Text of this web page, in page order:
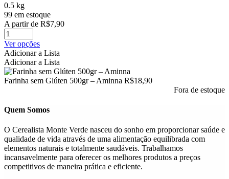
0.5 kg
99 em estoque
A partir de R$7,90
Ver opçõesEste
produto
tem
várias
variantes.
podem
escolhidas
na
página
do
produto
Adicionar a Lista
Adicionar a Lista
Farinha sem Glúten 500gr – Aminna R$18,90
Fora de estoque
Quem Somos
O Cerealista Monte Verde nasceu do sonho em proporcionar saúde e
qualidade de vida através de uma alimentação equilibrada com
elementos naturais e totalmente saudáveis. Trabalhamos
incansavelmente para oferecer os melhores produtos a preços
competitivos de maneira prática e eficiente.